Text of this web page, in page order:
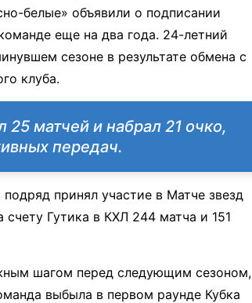
белые» объявили о подписании
еще на два года. 24-летний
сезоне в результате обмена с
клуба.
25 матчей и набрал 21 очко,
передач.
принял участие в Матче звезд
счету Гутика в КХЛ 244 матча и 151
шагом перед следующим сезоном,
выбыла в первом раунде Кубка